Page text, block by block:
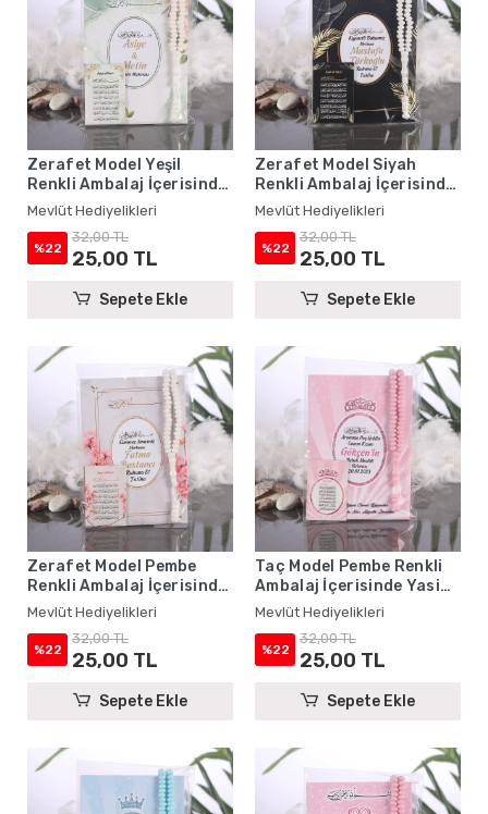
Zerafet Model Yeşil
Renkli Ambalaj İçerisinde
Yasin Kitabı, Magnet ve
Tesbih - Mevlüt
Hediyelikleri
Mevlüt Hediyelikleri
%22
32,00 TL
25,00 TL
Sepete Ekle
Zerafet Model Siyah
Renkli Ambalaj İçerisinde
Yasin Kitabı, Magnet ve
Tesbih - Mevlüt
Hediyelikleri
Mevlüt Hediyelikleri
%22
32,00 TL
25,00 TL
Sepete Ekle
Zerafet Model Pembe
Renkli Ambalaj İçerisinde
Yasin Kitabı, Magnet ve
Tesbih - Mevlüt
Hediyelikleri
Mevlüt Hediyelikleri
%22
32,00 TL
25,00 TL
Sepete Ekle
Taç Model Pembe Renkli
Ambalaj İçerisinde Yasin
Kitabı, Magnet ve Tesbih -
Mevlüt Hediyelikleri
Mevlüt Hediyelikleri
%22
32,00 TL
25,00 TL
Sepete Ekle